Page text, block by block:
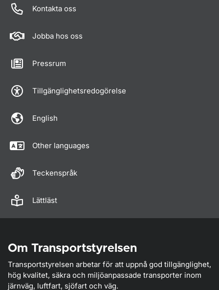
Kontakta oss
Jobba hos oss
Pressrum
Tillgänglighetsredogörelse
English
Other languages
Teckenspråk
Lättläst
Om Transportstyrelsen
Transportstyrelsen arbetar för att uppnå god tillgänglighet,
hög kvalitet, säkra och miljöanpassade transporter inom
järnväg, luftfart, sjöfart och väg.